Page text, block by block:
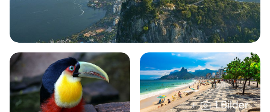
+ 1 Bilder